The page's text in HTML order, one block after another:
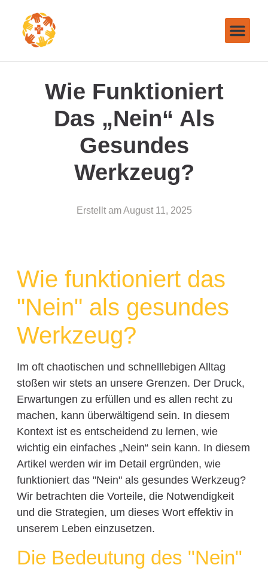
Wie Funktioniert
Das „Nein“ Als
Gesundes
Werkzeug?
Erstellt am August 11, 2025
Wie funktioniert das
"Nein" als gesundes
Werkzeug?
Im oft chaotischen und schnelllebigen Alltag
stoßen wir stets an unsere Grenzen. Der Druck,
Erwartungen zu erfüllen und es allen recht zu
machen, kann überwältigend sein. In diesem
Kontext ist es entscheidend zu lernen, wie
wichtig ein einfaches „Nein“ sein kann. In diesem
Artikel werden wir im Detail ergründen, wie
funktioniert das "Nein" als gesundes Werkzeug?
Wir betrachten die Vorteile, die Notwendigkeit
und die Strategien, um dieses Wort effektiv in
unserem Leben einzusetzen.
Die Bedeutung des "Nein"